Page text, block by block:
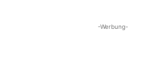
-Werbung-